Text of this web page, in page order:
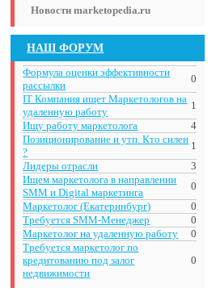
Новости marketopedia.ru
НАШ ФОРУМ
Формула оценки эффективности
рассылки
0
IT Компания ищет Маркетологов на
удаленную работу
1
Ищу работу маркетолога
4
Позиционирование и утп. Кто силен
?
1
Лидеры отрасли
3
Ищем маркетолога в направлении
SMM и Digital маркетинга
0
Маркетолог (Екатеринбург)
0
Требуется SMM-Менеджер
0
Маркетолог на удаленную работу
0
Требуется маркетолог по
кредитованию под залог
недвижимости
0